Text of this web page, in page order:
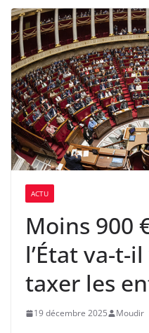
ACTU
Moins 900
l’État va-t-
taxer les
19 décembre 2025 Moudir